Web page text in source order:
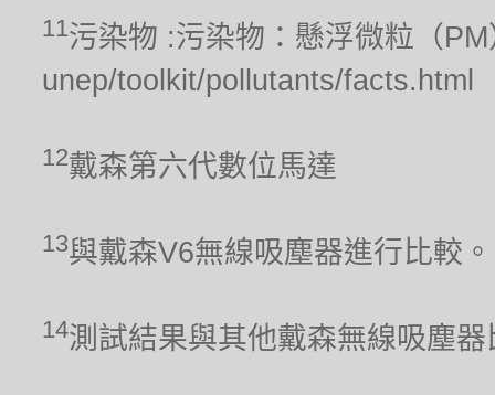
11污染物 :污染物：懸浮微粒（
unep/toolkit/pollutants/facts.html
12戴森第六代數位馬達
13與戴森V6無線吸塵器進行比較。
14測試結果與其他戴森無線吸塵器